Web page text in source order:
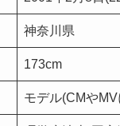
神奈川県
173cm
モデル(CMや